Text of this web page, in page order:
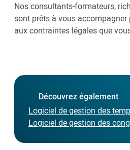
Nos consultants-formateurs,
sont prêts à vous
aux contraintes légales que
Découvrez également
Logiciel de gestion des
Logiciel de gestion des